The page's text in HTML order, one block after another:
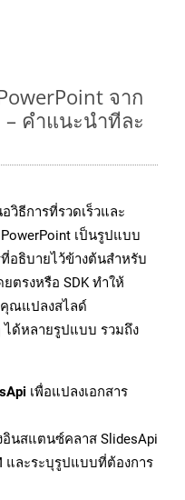
จาก
– คำแนะนำทีละ
วิธีการที่รวดเร็วและ
เป็นรูปแบบ
อธิบายไว้ข้างต้นสำหรับ
ยตรงหรือ SDK ทำให้
คุณแปลงสไลด์
ได้หลายรูปแบบ รวมถึง
เพื่อแปลงเอกสาร
อินสแตนซ์คลาส SlidesApi
และระบุรูปแบบที่ต้องการ